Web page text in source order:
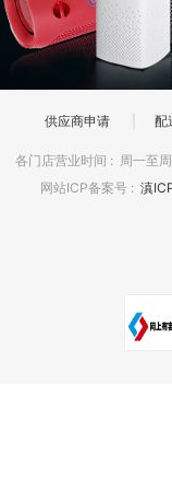
供应商申请 配
各门店营业时间 : 周一至
网站ICP备案号 : 滇